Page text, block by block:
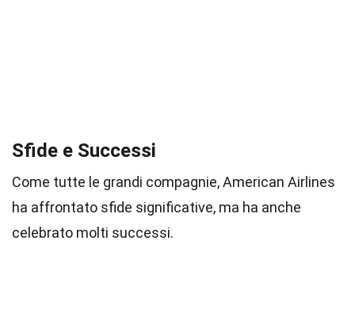
Sfide e Successi
Come tutte le grandi compagnie, American Airlines
ha affrontato sfide significative, ma ha anche
celebrato molti successi.